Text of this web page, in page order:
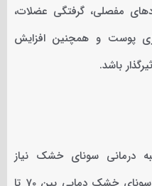
مفصلی، گرفتگی عضلات،
پوست و همچنین افزایش
باشد.
درمانی سونای خشک نیاز